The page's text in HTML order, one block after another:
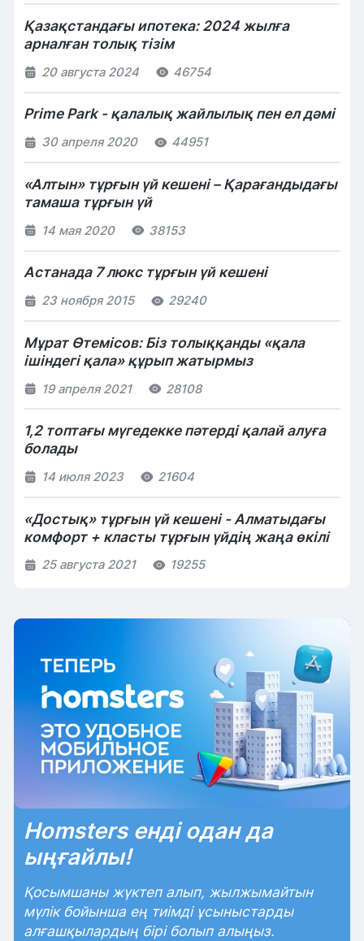
Қазақстандағы ипотека: 2024 жылға
арналған толық тізім
20 августа 2024 46754
Prime Park - қалалық жайлылық пен ел дәмі
30 апреля 2020 44951
«Алтын» тұрғын үй кешені – Қарағандыдағы
тамаша тұрғын үй
14 мая 2020 38153
Астанада 7 люкс тұрғын үй кешені
23 ноября 2015 29240
Мұрат Өтемісов: Біз толыққанды «қала
ішіндегі қала» құрып жатырмыз
19 апреля 2021 28108
1,2 топтағы мүгедекке пәтерді қалай алуға
болады
14 июля 2023 21604
«Достық» тұрғын үй кешені - Алматыдағы
комфорт + класты тұрғын үйдің жаңа өкілі
25 августа 2021 19255
Homsters енді одан да
ыңғайлы!
Қосымшаны жүктеп алып, жылжымайтын
мүлік бойынша ең тиімді ұсыныстарды
алғашқылардың бірі болып алыңыз.